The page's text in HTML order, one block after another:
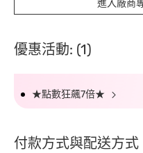
進入廠商
優惠活動: (1)
★點數狂飆7倍★
付款方式與配送方式